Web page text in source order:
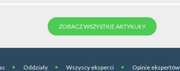
ZOBACZ WSZYSTKIE ARTYKUŁY
Oddziały Wszyscy eksperci Opinie ekspertów